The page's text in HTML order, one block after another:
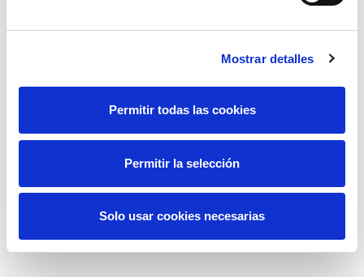
Mostrar detalles
Permitir todas las cookies
Permitir la selección
Solo usar cookies necesarias